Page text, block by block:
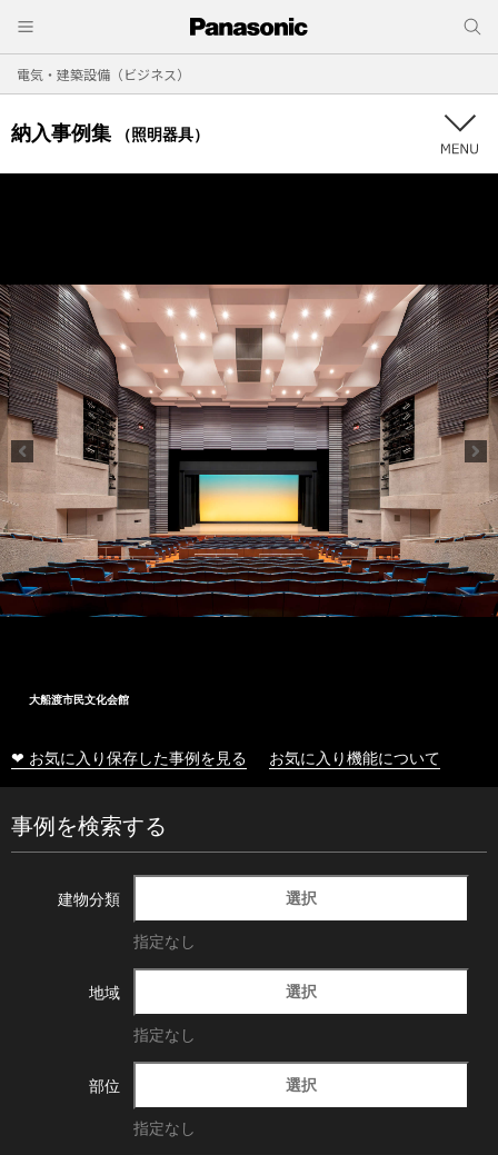
電気・建築設備（ビジネス）
納入事例集 （照明器具）
大船渡市民文化会館
❤ お気に入り保存した事例を見る お気に入り機能について
事例を検索する
建物分類 選択
指定なし
地域 選択
指定なし
部位 選択
指定なし